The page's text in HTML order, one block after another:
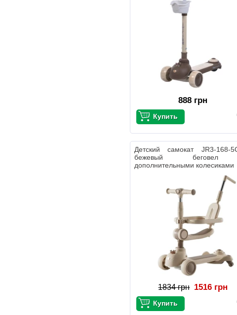
888 грн
Детский самокат JR3-168-
бежевый
дополнительными колесиками
1834 грн 1516 грн